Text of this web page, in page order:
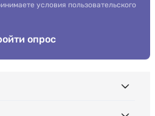
условия пользовательского
опрос